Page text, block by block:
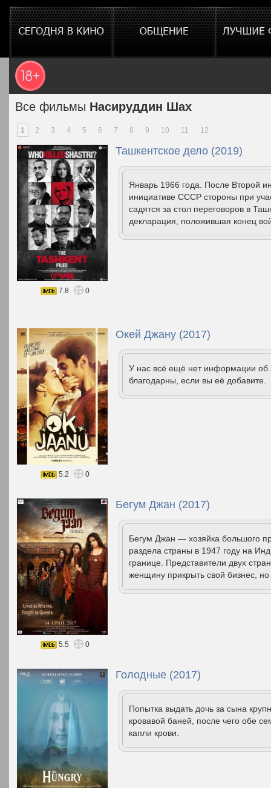
Все фильмы Насируддин Шах
1 2 3 4 5 6 7 8 9 10 11 12
Ташкентское дело (2019)
Январь 1966 года. После Второй
инициативе СССР стороны при
садятся за стол переговоров в
декларация, положившая конец
7.8 0
Окей Джану (2017)
У нас всё ещё нет информации
благодарны, если вы её добавите.
5.2 0
Бегум Джан (2017)
Бегум Джан — хозяйка большого
раздела страны в 1947 году на
границе. Представители двух
женщину прикрыть свой бизнес,
5.5 0
Голодные (2017)
Попытка выдать дочь за сына
кровавой баней, после чего обе
капли крови.